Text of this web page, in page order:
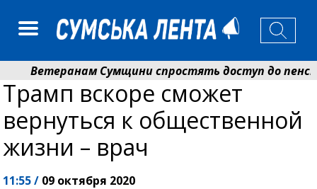
Ветеранам Сумщини спростять доступ до пенсій
Романько розширює програму відпочинку дітей із
Трамп вскоре сможет
вернуться к общественной
жизни – врач
11:55 / 09 октября 2020